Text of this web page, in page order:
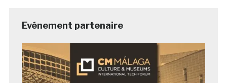
Evénement partenaire